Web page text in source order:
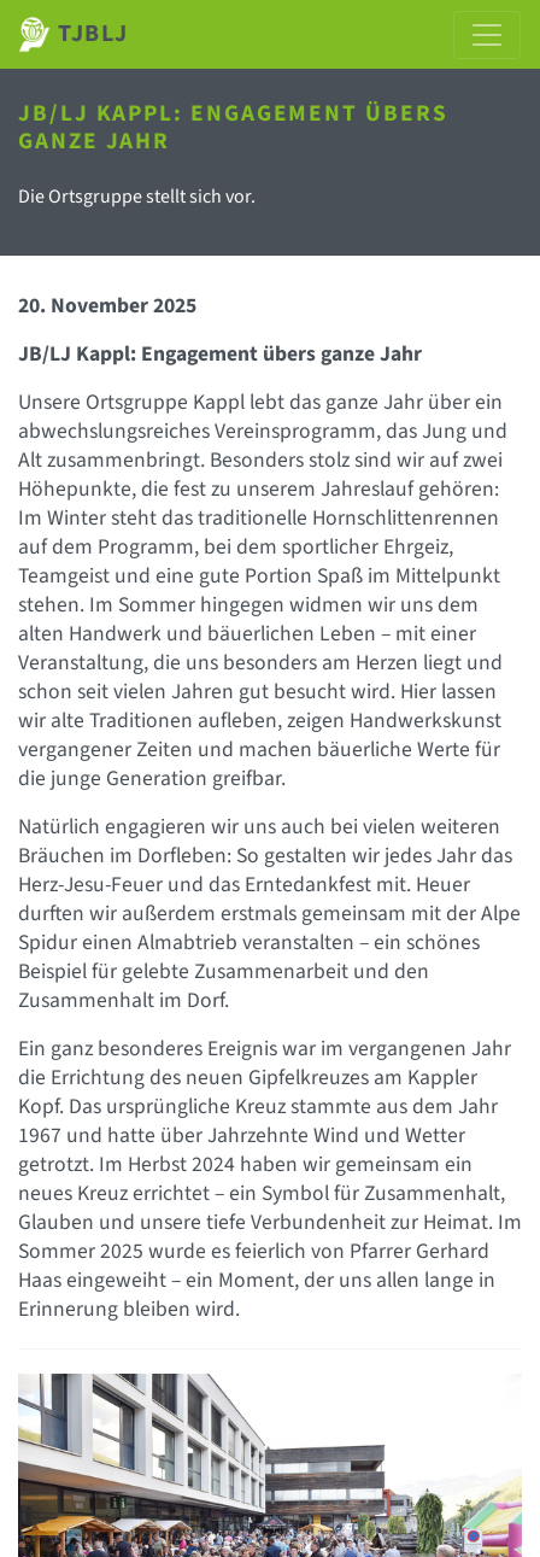
TJBLJ
JB/LJ KAPPL: ENGAGEMENT ÜBERS
GANZE JAHR
Die Ortsgruppe stellt sich vor.
20. November 2025
JB/LJ Kappl: Engagement übers ganze Jahr
Unsere Ortsgruppe Kappl lebt das ganze Jahr über ein
abwechslungsreiches Vereinsprogramm, das Jung und
Alt zusammenbringt. Besonders stolz sind wir auf zwei
Höhepunkte, die fest zu unserem Jahreslauf gehören:
Im Winter steht das traditionelle Hornschlittenrennen
auf dem Programm, bei dem sportlicher Ehrgeiz,
Teamgeist und eine gute Portion Spaß im Mittelpunkt
stehen. Im Sommer hingegen widmen wir uns dem
alten Handwerk und bäuerlichen Leben – mit einer
Veranstaltung, die uns besonders am Herzen liegt und
schon seit vielen Jahren gut besucht wird. Hier lassen
wir alte Traditionen aufleben, zeigen Handwerkskunst
vergangener Zeiten und machen bäuerliche Werte für
die junge Generation greifbar.
Natürlich engagieren wir uns auch bei vielen weiteren
Bräuchen im Dorfleben: So gestalten wir jedes Jahr das
Herz-Jesu-Feuer und das Erntedankfest mit. Heuer
durften wir außerdem erstmals gemeinsam mit der Alpe
Spidur einen Almabtrieb veranstalten – ein schönes
Beispiel für gelebte Zusammenarbeit und den
Zusammenhalt im Dorf.
Ein ganz besonderes Ereignis war im vergangenen Jahr
die Errichtung des neuen Gipfelkreuzes am Kappler
Kopf. Das ursprüngliche Kreuz stammte aus dem Jahr
1967 und hatte über Jahrzehnte Wind und Wetter
getrotzt. Im Herbst 2024 haben wir gemeinsam ein
neues Kreuz errichtet – ein Symbol für Zusammenhalt,
Glauben und unsere tiefe Verbundenheit zur Heimat. Im
Sommer 2025 wurde es feierlich von Pfarrer Gerhard
Haas eingeweiht – ein Moment, der uns allen lange in
Erinnerung bleiben wird.